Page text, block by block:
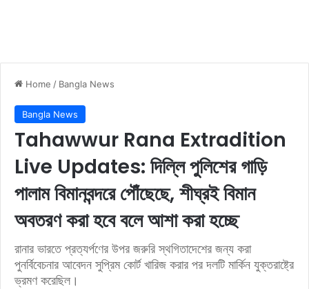
Home / Bangla News
Bangla News
Tahawwur Rana Extradition
Live Updates: দিল্লি পুলিশের গাড়ি
পালাম বিমানবন্দরে পৌঁছেছে, শীঘ্রই বিমান
অবতরণ করা হবে বলে আশা করা হচ্ছে
রানার ভারতে প্রত্যর্পণের উপর জরুরি স্থগিতাদেশের জন্য করা
পুনর্বিবেচনার আবেদন সুপ্রিম কোর্ট খারিজ করার পর দলটি মার্কিন যুক্তরাষ্ট্রে
ভ্রমণ করেছিল।